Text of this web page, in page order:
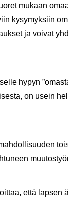
mu­kaan
ky­sy­myk­siin
ja voi­vat
hypyn
on usein
että lap­sen